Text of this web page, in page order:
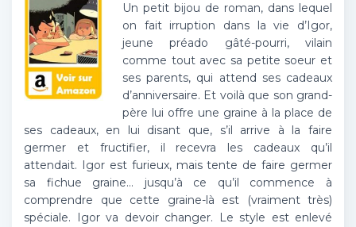
Un petit bijou de roman, dans lequel
on fait irruption dans la vie d’Igor,
jeune préado gâté-pourri, vilain
comme tout avec sa petite soeur et
ses parents, qui attend ses cadeaux
d’anniversaire. Et voilà que son grand-
père lui offre une graine à la place de
ses cadeaux, en lui disant que, s’il arrive à la faire
germer et fructifier, il recevra les cadeaux qu’il
attendait. Igor est furieux, mais tente de faire germer
sa fichue graine… jusqu’à ce qu’il commence à
comprendre que cette graine-là est (vraiment très)
spéciale. Igor va devoir changer. Le style est enlevé